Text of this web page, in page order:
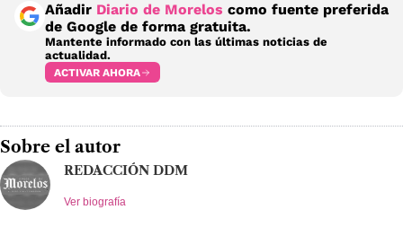
Añadir Diario de Morelos como fuente preferida
de Google de forma gratuita.
Mantente informado con las últimas noticias de
actualidad.
ACTIVAR AHORA
Sobre el autor
REDACCIÓN DDM
Ver biografía